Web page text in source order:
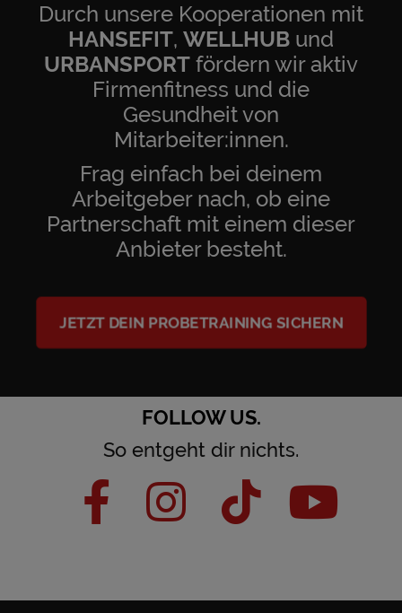
Durch unsere Kooperationen mit
HANSEFIT, WELLHUB und
URBANSPORT fördern wir aktiv
Firmenfitness und die
Gesundheit von
Mitarbeiter:innen.
Frag einfach bei deinem
Arbeitgeber nach, ob eine
Partnerschaft mit einem dieser
Anbieter besteht.
JETZT DEIN PROBETRAINING SICHERN
FOLLOW US.
So entgeht dir nichts.